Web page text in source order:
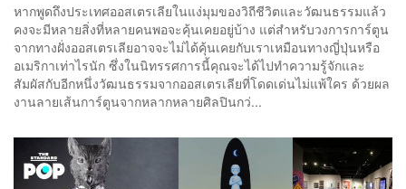
หากพูดถึงประเทศออสเตรเลียในแง่มุมของวิถีชีวิตและวัฒนธรรมแล้ว
คงจะมีหลายสิ่งที่หลายคนพอจะคุ้นเคยอยู่บ้าง แต่สำหรับวงการการ์ตูน
จากทางฝั่งออสเตรเลียอาจจะไม่ได้คุ้นเคยกับเราเหมือนทางญี่ปุ่นหรือ
อเมริกาเท่าไรนัก ซึ่งในนิทรรศการนี้คุณจะได้ไปทำความรู้จักและ
สัมผัสกับอีกหนึ่งวัฒนธรรมจากออสเตรเลียที่โดดเด่นไม่แพ้ใคร ด้วยผล
งานลายเส้นการ์ตูนจากหลากหลายศิลปินกว่...